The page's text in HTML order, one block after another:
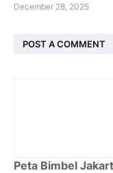
December 28, 2025
POST A COMMENT
Peta Bimbel